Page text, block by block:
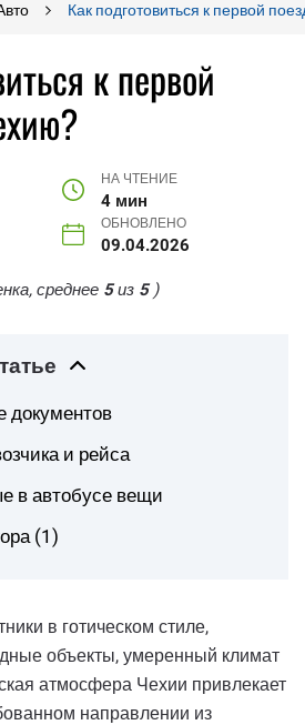
Как подготовиться к первой
к первой
НА ЧТЕНИЕ
4 мин
ОБНОВЛЕНО
09.04.2026
среднее 5из 5)
и рейса
в автобусе вещи
(1)
в готическом стиле,
объекты, умеренный климат
атмосфера Чехии привлекает
направлении из